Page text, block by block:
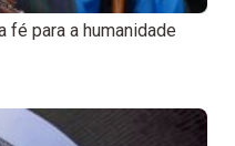
fé para a humanidade